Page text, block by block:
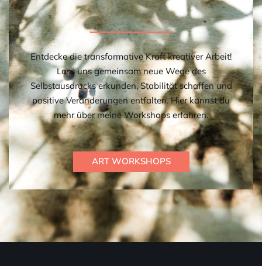
Entdecke die transformative Kraft kreativer Arbeit!
Lass uns gemeinsam neue Wege des
Selbstausdrucks erkunden, Stabilität schaffen und
positive Veränderungen entfalten. Hier kannst du
mehr über meine Workshops erfahren.
ART WORKSHOPS